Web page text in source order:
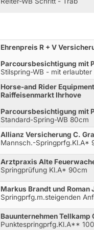
Ehrenpreis R + V
Parcoursbesichtigung mit
Stilspring-WB - mit
Horse-and Rider Equipment
Raiffeisenmarkt Ihrhove
Parcoursbesichtigung mit
Standard-Spring-WB 80cm
Allianz Versicherung C.
Mannsch.-Springprfg.Kl.A*
Arztpraxis Alte
Springprüfung Kl.A* 90cm
Markus Brandt und Roman
Springprfg.m.steigenden
Bauunternehmen Tellkamp
Punktespringprfg.Kl.A**